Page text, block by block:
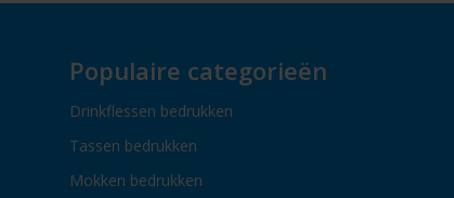
Populaire categorieën
Drinkflessen bedrukken
Tassen bedrukken
Mokken bedrukken